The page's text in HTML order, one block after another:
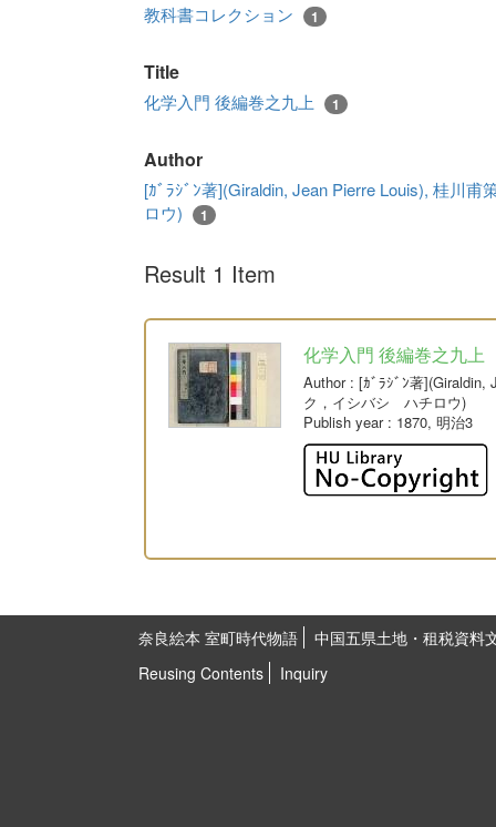
教科書コレクション 1
Title
化学入門 後編巻之九上 1
Author
[ｶﾞﾗｼﾞﾝ著](Giraldin, Jean Pierre Louis), 桂川
ロウ)
1
Result 1 Item
化学入門 後編巻之九上
Author: [ｶﾞﾗｼﾞﾝ著](Giraldin,
ク，イシバシ ハチロウ)
Publish year: 1870, 明治3
奈良絵本 室町時代物語
中国五県土地・租税資料
Reusing Contents
Inquiry